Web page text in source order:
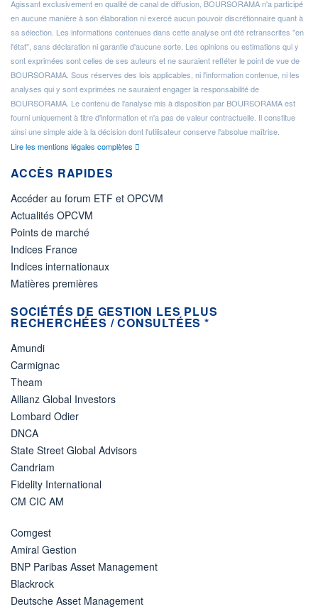
Agissant exclusivement en qualité de canal de diffusion, BOURSORAMA n'a participé
en aucune manière à son élaboration ni exercé aucun pouvoir discrétionnaire quant à
sa sélection. Les informations contenues dans cette analyse ont été retranscrites "en
l'état", sans déclaration ni garantie d'aucune sorte. Les opinions ou estimations qui y
sont exprimées sont celles de ses auteurs et ne sauraient refléter le point de vue de
BOURSORAMA. Sous réserves des lois applicables, ni l'information contenue, ni les
analyses qui y sont exprimées ne sauraient engager la responsabilité de
BOURSORAMA. Le contenu de l'analyse mis à disposition par BOURSORAMA est
fourni uniquement à titre d'information et n'a pas de valeur contractuelle. Il constitue
ainsi une simple aide à la décision dont l'utilisateur conserve l'absolue maîtrise.
Lire les mentions légales complètes
ACCÈS RAPIDES
Accéder au forum ETF et OPCVM
Actualités OPCVM
Points de marché
Indices France
Indices internationaux
Matières premières
SOCIÉTÉS DE GESTION LES PLUS
RECHERCHÉES / CONSULTÉES *
Amundi
Carmignac
Theam
Allianz Global Investors
Lombard Odier
DNCA
State Street Global Advisors
Candriam
Fidelity International
CM CIC AM
Comgest
Amiral Gestion
BNP Paribas Asset Management
Blackrock
Deutsche Asset Management